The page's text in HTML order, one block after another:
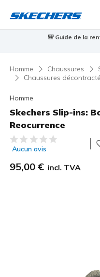
🎒 Guide de la
Homme Chaussures
Chaussures
Homme
Skechers Slip-ins:
Reocurrence
Évaluation client 4,3 sur
Aucun avis
95,00 € incl. TVA